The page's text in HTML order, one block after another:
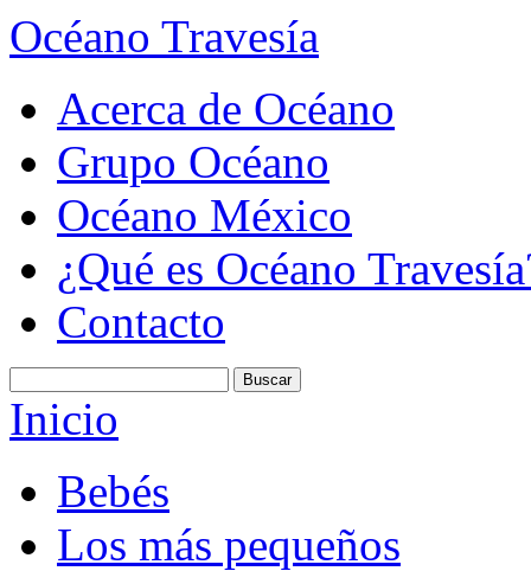
Océano Travesía
Acerca de Océano
Grupo Océano
Océano México
¿Qué es Océano
Contacto
Inicio
Bebés
Los más pequeños